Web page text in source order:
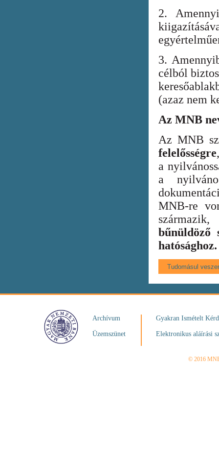
2.
3.
célból
(azaz nem
Az MNB
Az MNB
felelősségre
a
a
MNB-re
bűnüldöző
hatósághoz.
Archívum
Üzemszünet
Gyakran Ismételt
Elektronikus aláírási
© 2016